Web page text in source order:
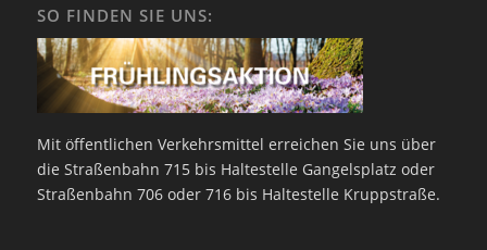
SO FINDEN SIE UNS:
Mit öffentlichen Verkehrsmittel erreichen Sie uns über
die Straßenbahn 715 bis Haltestelle Gangelsplatz oder
Straßenbahn 706 oder 716 bis Haltestelle Kruppstraße.